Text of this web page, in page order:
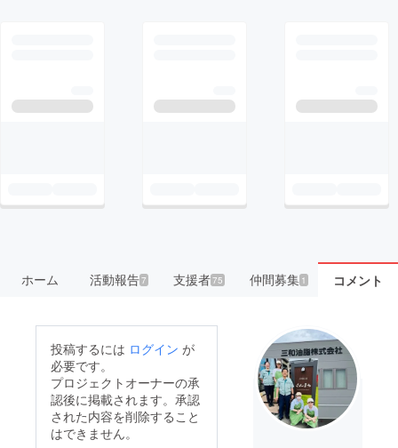
ホーム 活動報告7 支援者75 仲間募集 1 コメント
投稿するには ログイン が
必要です。
プロジェクトオーナーの承
認後に掲載されます。承認
された内容を削除すること
はできません。